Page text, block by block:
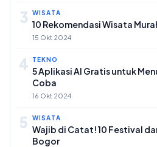
3 WISATA
10 Rekomendasi Wisata
15 Okt 2024
4 TEKNO
5 Aplikasi AI Gratis untuk
Coba
16 Okt 2024
5 WISATA
Wajib di Catat! 10 Festival
Bogor